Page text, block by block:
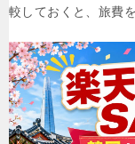
較しておくと、旅費